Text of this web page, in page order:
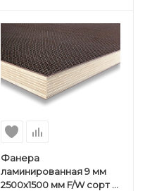
Фанера
ламинированная 9 мм
2500х1500 мм F/W сорт 1/1